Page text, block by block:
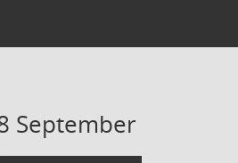
September